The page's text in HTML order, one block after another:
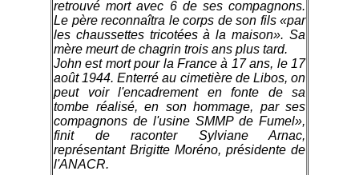
retrouvé mort avec 6 de ses compagnons.
Le père reconnaîtra le corps de son fils «par
les chaussettes tricotées à la maison». Sa
mère meurt de chagrin trois ans plus tard.
John est mort pour la France à 17 ans, le 17
août 1944. Enterré au cimetière de Libos, on
peut voir l'encadrement en fonte de sa
tombe réalisé, en son hommage, par ses
compagnons de l'usine SMMP de Fumel»,
finit de raconter Sylviane Arnac,
représentant Brigitte Moréno, présidente de
l'ANACR.